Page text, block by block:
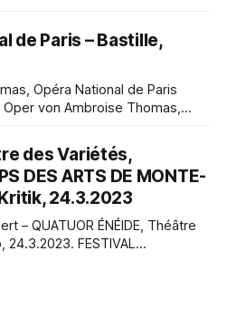
Künstler-Interviews,
Die Berliner
Leidenschaften.
der Perfektion und Hingabe
de Paris – Bastille,
Opéra National de Paris
Michel Carré
Drama von William
Shakespeare – von Peter Michael Peters SHAKESPEARE OR
des Variétés,
DES ARTS DE MONTE-
24.3.2023
– QUATUOR ÉNÉIDE, Théâtre
FESTIVAL
CARLO 2023 –
QUATUOR ÉNÉIDE- von